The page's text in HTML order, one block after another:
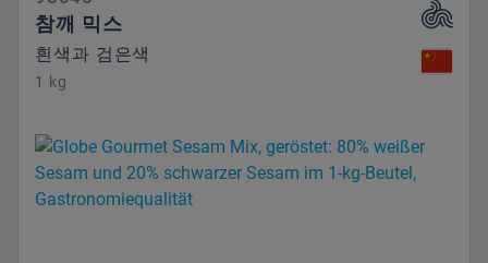
참깨 믹스
흰색과 검은색
1 kg